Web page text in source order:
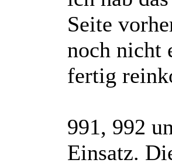
Grüße
Seite
noch nicht
fertig
991, 992
Einsatz.